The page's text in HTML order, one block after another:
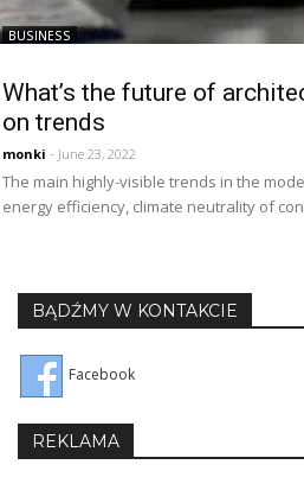
BUSINESS
What’s the future of
on trends
monki - June 23, 2022
The main highly-visible trends in the
energy efficiency, climate neutrality of
BĄDŹMY W KONTAKCIE
Facebook
REKLAMA